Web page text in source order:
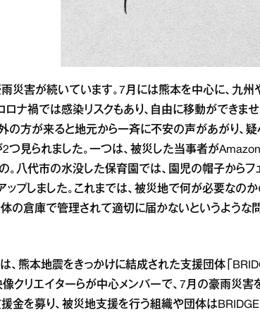
災害が続いています。7月には熊本を中心に、九
ロナ禍では感染リスクもあり、自由に移動ができま
の方が来ると地元から一斉に不安の声があがり、
つ見られました。一つは、被災した当事者が
。八代市の水没した保育園では、園児の帽子から
ップしました。これまでは、被災地で何が必要なの
体の倉庫で管理されて適切に届かないというような
、熊本地震をきっかけに結成された支援団体「
クリエイターらが中心メンバーで、7月の豪雨災害
金を募り、被災地支援を行う組織や団体は